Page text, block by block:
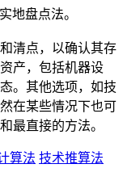
地盘点法。
清点，以确认其存
产，包括机器设
。其他选项，如技
在某些情况下也可
最直接的方法。
算法 技术推算法